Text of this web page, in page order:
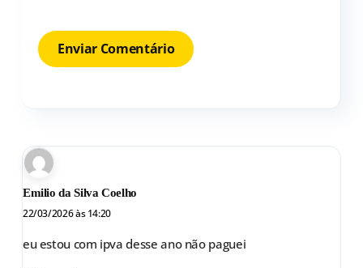
Emilio da Silva Coelho
22/03/2026 às 14:20
eu estou com ipva desse ano não paguei